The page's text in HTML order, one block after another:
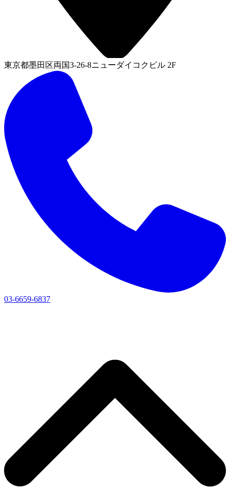
東京都墨田区両国3-26-8ニューダイコクビル 2F
03-6659-6837